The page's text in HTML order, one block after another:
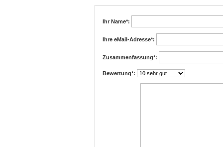
Ihr Name*:
Ihre eMail-Adresse*:
Zusammenfassung*:
Bewertung*: